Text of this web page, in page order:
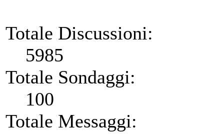
Totale Discussioni:
5985
Totale Sondaggi:
100
Totale Messaggi: